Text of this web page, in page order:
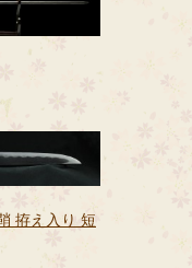
拵え入り 短